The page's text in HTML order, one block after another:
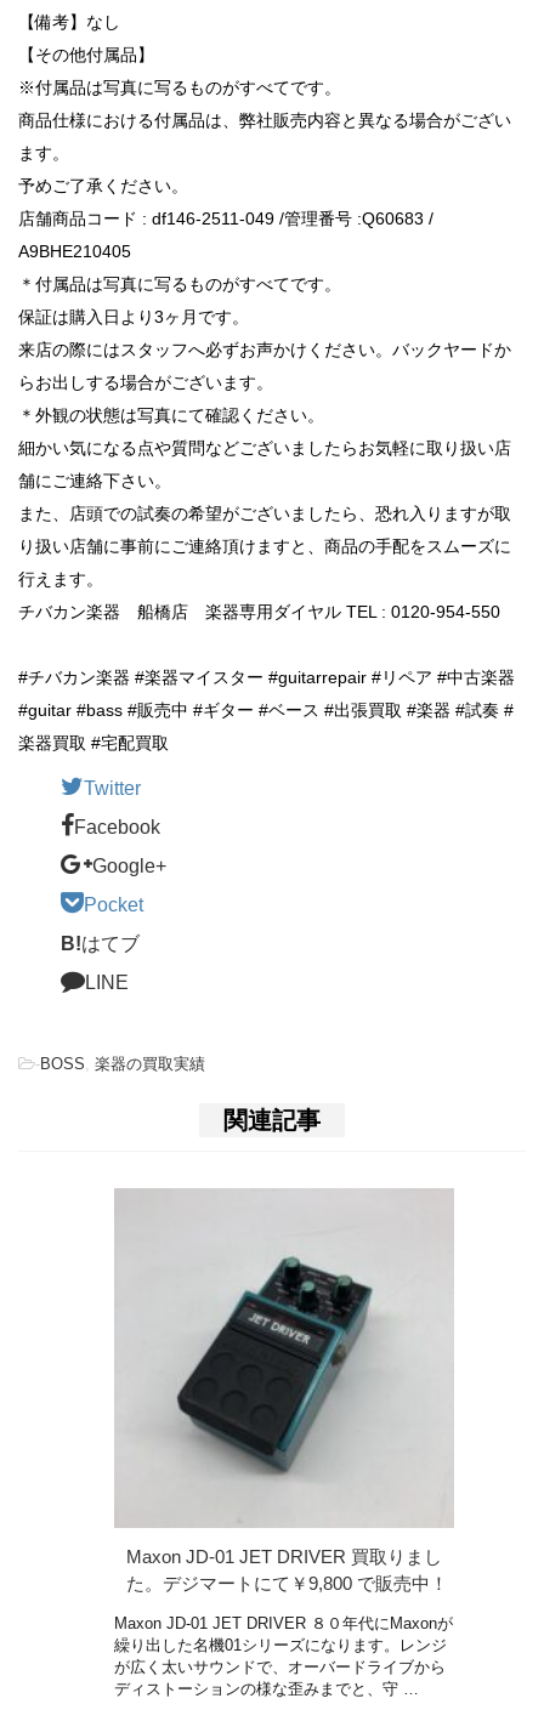
【備考】なし
【その他付属品】
※付属品は写真に写るものがすべてです。
商品仕様における付属品は、弊社販売内容と異なる場合がござい
ます。
予めご了承ください。
店舗商品コード : df146-2511-049 /管理番号 :Q60683 /
A9BHE210405
＊付属品は写真に写るものがすべてです。
保証は購入日より3ヶ月です。
来店の際にはスタッフへ必ずお声かけください。バックヤードか
らお出しする場合がございます。
＊外観の状態は写真にて確認ください。
細かい気になる点や質問などございましたらお気軽に取り扱い店
舗にご連絡下さい。
また、店頭での試奏の希望がございましたら、恐れ入りますが取
り扱い店舗に事前にご連絡頂けますと、商品の手配をスムーズに
行えます。
チバカン楽器 船橋店 楽器専用ダイヤル TEL : 0120-954-550
#チバカン楽器 #楽器マイスター #guitarrepair #リペア #中古楽器
#guitar #bass #販売中 #ギター #ベース #出張買取 #楽器 #試奏 #
楽器買取 #宅配買取
Twitter
Facebook
Google+
Pocket
B!はてブ
LINE
-BOSS 楽器の買取実績
関連記事
Maxon JD-01 JET DRIVER 買取りまし
た。デジマートにて￥9,800 で販売中！
Maxon JD-01 JET DRIVER ８０年代にMaxonが
繰り出した名機01シリーズになります。レンジ
が広く太いサウンドで、オーバードライブから
ディストーションの様な歪みまでと、守 …